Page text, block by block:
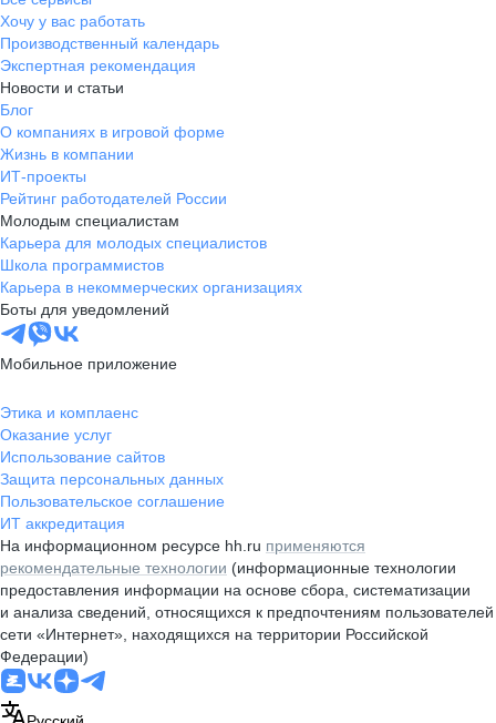
Хочу у вас работать
Производственный календарь
Экспертная рекомендация
Новости и статьи
Блог
О компаниях в игровой форме
Жизнь в компании
ИТ-проекты
Рейтинг работодателей России
Молодым специалистам
Карьера для молодых специалистов
Школа программистов
Карьера в некоммерческих организациях
Боты для уведомлений
Мобильное приложение
Этика и комплаенс
Оказание услуг
Использование сайтов
Защита персональных данных
Пользовательское соглашение
ИТ аккредитация
На информационном ресурсе hh.ru применяются
рекомендательные технологии (информационные технологии
предоставления информации на основе сбора, систематизации
и анализа сведений, относящихся к предпочтениям пользователей
сети «Интернет», находящихся на территории Российской
Федерации)